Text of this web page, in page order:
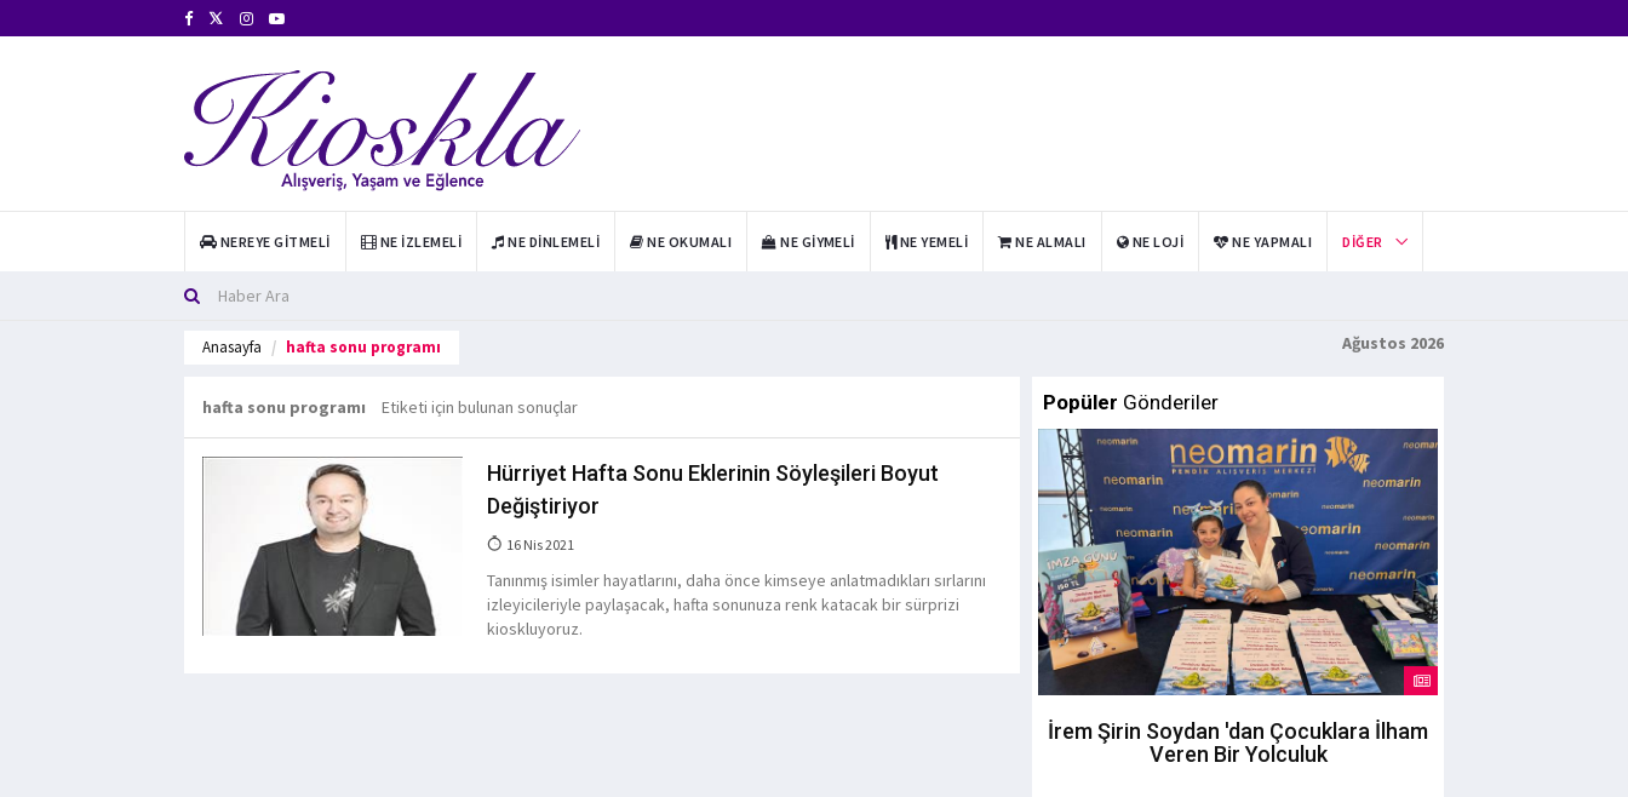
NEREYE GITMELI NE İZLEMELI NE DINLEMELI NE OKUMALI NE GIYMELI NE YEMELI NE ALMALI NE LOJI NE YAPMALI DIĞER
Anasayfa hafta sonu programı Ağustos 2026
hafta sonu programı Etiketi için bulunan sonuçlar
Hürriyet Hafta Sonu Eklerinin Söyleşileri Boyut
Değiştiriyor
16 Nis 2021
Tanınmış isimler hayatlarını, daha önce kimseye anlatmadıkları sırlarını
izleyicileriyle paylaşacak, hafta sonunuza renk katacak bir sürprizi
kioskluyoruz.
Popüler Gönderiler
İrem Şirin Soydan 'dan Çocuklara İlham
Veren Bir Yolculuk